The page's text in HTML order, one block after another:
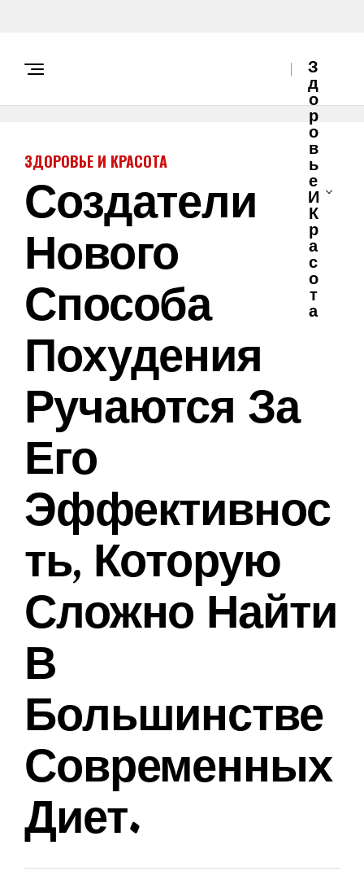
З
Д
О
Р
О
В
Ь
Е
И
К
Р
А
С
О
Т
А
ЗДОРОВЬЕ И КРАСОТА
Создатели
Нового
Способа
Похудения
Ручаются За
Его
Эффективнос
Ть, Которую
Сложно Найти
В
Большинстве
Современных
Диет.